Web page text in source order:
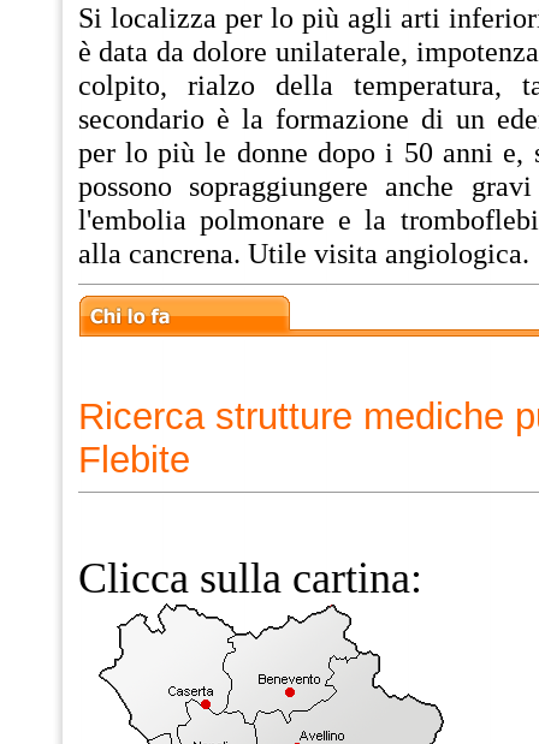
Si localizza per lo più agli arti
è data da dolore unilaterale,
colpito, rialzo della temperatura,
secondario è la formazione di un
per lo più le donne dopo i 50 anni e,
possono sopraggiungere anche
l'embolia polmonare e la
alla cancrena. Utile visita angiologica.
Ricerca strutture mediche
Flebite
Clicca sulla cartina: